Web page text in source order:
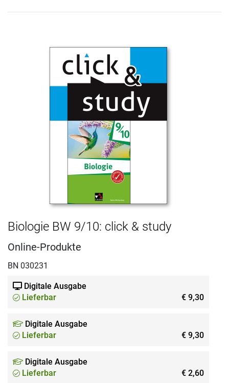
Biologie BW 9/10: click & study
Online-Produkte
BN 030231
Digitale Ausgabe
Lieferbar
€ 9,30
Digitale Ausgabe
Lieferbar
€ 9,30
Digitale Ausgabe
Lieferbar
€ 2,60